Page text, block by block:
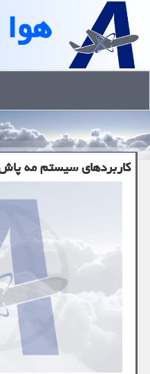
کاربردهای سیستم مه